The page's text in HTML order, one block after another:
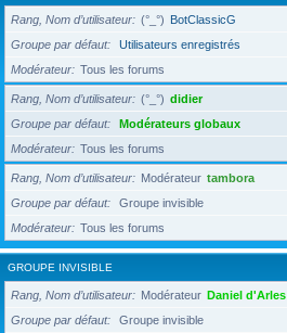
Rang, Nom d’utilisateur (°_°) BotClassicG
Groupe par défaut
Utilisateurs enregistrés
Modérateur
Tous les forums
Rang, Nom d’utilisateur (°_°) didier
Groupe par défaut
Modérateurs globaux
Modérateur
Tous les forums
Rang, Nom d’utilisateur Modérateur tambora
Groupe par défaut
Groupe invisible
Modérateur
Tous les forums
GROUPE INVISIBLE
Rang, Nom d’utilisateur Modérateur Daniel d'Arles
Groupe par défaut
Groupe invisible